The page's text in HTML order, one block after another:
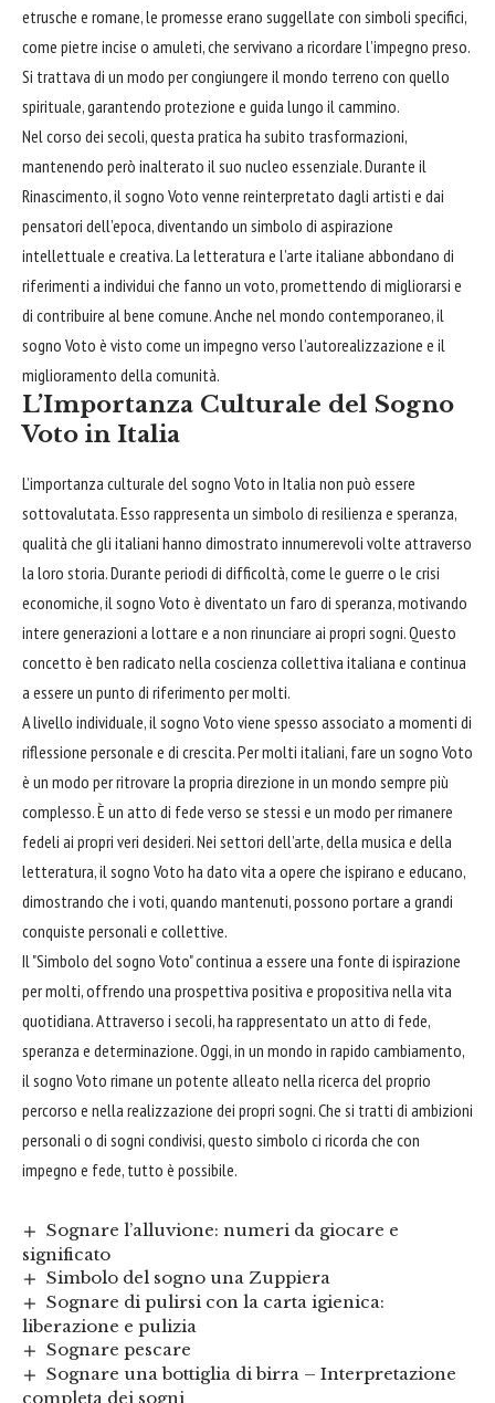
etrusche e romane, le promesse erano suggellate con simboli specifici,
come pietre incise o amuleti, che servivano a ricordare l’impegno preso.
Si trattava di un modo per congiungere il mondo terreno con quello
spirituale, garantendo protezione e guida lungo il cammino.
Nel corso dei secoli, questa pratica ha subito trasformazioni,
mantenendo però inalterato il suo nucleo essenziale. Durante il
Rinascimento, il sogno Voto venne reinterpretato dagli artisti e dai
pensatori dell’epoca, diventando un simbolo di aspirazione
intellettuale e creativa. La letteratura e l’arte italiane abbondano di
riferimenti a individui che fanno un voto, promettendo di migliorarsi e
di contribuire al bene comune. Anche nel mondo contemporaneo, il
sogno Voto è visto come un impegno verso l’autorealizzazione e il
miglioramento della comunità.
L’Importanza Culturale del Sogno
Voto in Italia
L’importanza culturale del sogno Voto in Italia non può essere
sottovalutata. Esso rappresenta un simbolo di resilienza e speranza,
qualità che gli italiani hanno dimostrato innumerevoli volte attraverso
la loro storia. Durante periodi di difficoltà, come le guerre o le crisi
economiche, il sogno Voto è diventato un faro di speranza, motivando
intere generazioni a lottare e a non rinunciare ai propri sogni. Questo
concetto è ben radicato nella coscienza collettiva italiana e continua
a essere un punto di riferimento per molti.
A livello individuale, il sogno Voto viene spesso associato a momenti di
riflessione personale e di crescita. Per molti italiani, fare un sogno Voto
è un modo per ritrovare la propria direzione in un mondo sempre più
complesso. È un atto di fede verso se stessi e un modo per rimanere
fedeli ai propri veri desideri. Nei settori dell’arte, della musica e della
letteratura, il sogno Voto ha dato vita a opere che ispirano e educano,
dimostrando che i voti, quando mantenuti, possono portare a grandi
conquiste personali e collettive.
Il "Simbolo del sogno Voto" continua a essere una fonte di ispirazione
per molti, offrendo una prospettiva positiva e propositiva nella vita
quotidiana. Attraverso i secoli, ha rappresentato un atto di fede,
speranza e determinazione. Oggi, in un mondo in rapido cambiamento,
il sogno Voto rimane un potente alleato nella ricerca del proprio
percorso e nella realizzazione dei propri sogni. Che si tratti di ambizioni
personali o di sogni condivisi, questo simbolo ci ricorda che con
impegno e fede, tutto è possibile.
Sognare l’alluvione: numeri da giocare e
significato
Simbolo del sogno una Zuppiera
Sognare di pulirsi con la carta igienica:
liberazione e pulizia
Sognare pescare
Sognare una bottiglia di birra – Interpretazione
completa dei sogni